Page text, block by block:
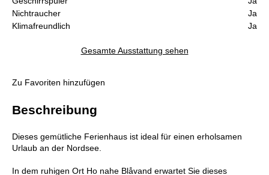
Nichtraucher
Ja
Klimafreundlich
Ja
Gesamte Ausstattung sehen
Zu Favoriten hinzufügen
Beschreibung
Dieses gemütliche Ferienhaus ist ideal für einen erholsamen
Urlaub an der Nordsee.
In dem ruhigen Ort Ho nahe Blåvand erwartet Sie dieses